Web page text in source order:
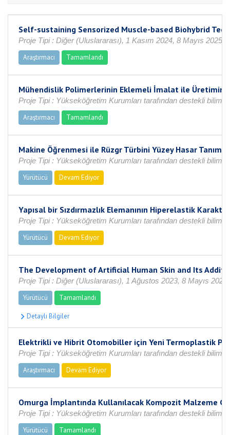
Self-sustaining Sensorized Muscle-based Biohybrid
Proje Tipi : Diğer (Uluslararası), 1 Kasım 2024, 8 Mayıs 2025
Araştırmacı
Tamamlandı
Mühendislik Polimerlerinin Eklemeli İmalat ile
Proje Tipi : Yükseköğretim Kurumları tarafından destekli
Araştırmacı
Tamamlandı
Makine Öğrenmesi ile Rüzgr Türbini Yüzey Hasar
Proje Tipi : Yükseköğretim Kurumları tarafından destekli
Yürütücü
Devam Ediyor
Yapısal bir Sızdırmazlık Elemanının Hiperelastik
Proje Tipi : Yükseköğretim Kurumları tarafından destekli
Yürütücü
Devam Ediyor
The Development of Artificial Human Skin and Its
Proje Tipi : Diğer (Uluslararası), 1 Ağustos 2023, 8 Mayıs 2025
Yürütücü
Tamamlandı
Elektrikli ve Hibrit Otomobiller için Yeni Termoplastik
Proje Tipi : Yükseköğretim Kurumları tarafından destekli
Araştırmacı
Devam Ediyor
Omurga İmplantında Kullanılacak Kompozit Malzeme
Proje Tipi : Yükseköğretim Kurumları tarafından destekli
Yürütücü
Tamamlandı